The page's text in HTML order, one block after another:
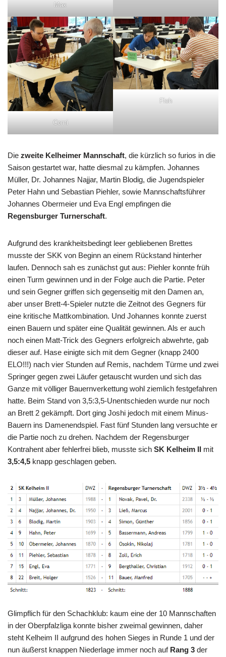
Max
Corni
Floh
Die zweite Kelheimer Mannschaft, die kürzlich so furios in die
Saison gestartet war, hatte diesmal zu kämpfen. Johannes
Müller, Dr. Johannes Najjar, Martin Blodig, die Jugendspieler
Peter Hahn und Sebastian Piehler, sowie Mannschaftsführer
Johannes Obermeier und Eva Engl empfingen die
Regensburger Turnerschaft.
Aufgrund des krankheitsbedingt leer gebliebenen Brettes
musste der SKK von Beginn an einem Rückstand hinterher
laufen. Dennoch sah es zunächst gut aus: Piehler konnte früh
einen Turm gewinnen und in der Folge auch die Partie. Peter
und sein Gegner griffen sich gegenseitig mit den Damen an,
aber unser Brett-4-Spieler nutzte die Zeitnot des Gegners für
eine kritische Mattkombination. Und Johannes konnte zuerst
einen Bauern und später eine Qualität gewinnen. Als er auch
noch einen Matt-Trick des Gegners erfolgreich abwehrte, gab
dieser auf. Hase einigte sich mit dem Gegner (knapp 2400
ELO!!!) nach vier Stunden auf Remis, nachdem Türme und zwei
Springer gegen zwei Läufer getauscht wurden und sich das
Ganze mit völliger Bauernverkettung wohl ziemlich festgefahren
hatte. Beim Stand von 3,5:3,5-Unentschieden wurde nur noch
an Brett 2 gekämpft. Dort ging Joshi jedoch mit einem Minus-
Bauern ins Damenendspiel. Fast fünf Stunden lang versuchte er
die Partie noch zu drehen. Nachdem der Regensburger
Kontrahent aber fehlerfrei blieb, musste sich SK Kelheim II mit
3,5:4,5 knapp geschlagen geben.
Glimpflich für den Schachklub: kaum eine der 10 Mannschaften
in der Oberpfalzliga konnte bisher zweimal gewinnen, daher
steht Kelheim II aufgrund des hohen Sieges in Runde 1 und der
nun äußerst knappen Niederlage immer noch auf Rang 3 der